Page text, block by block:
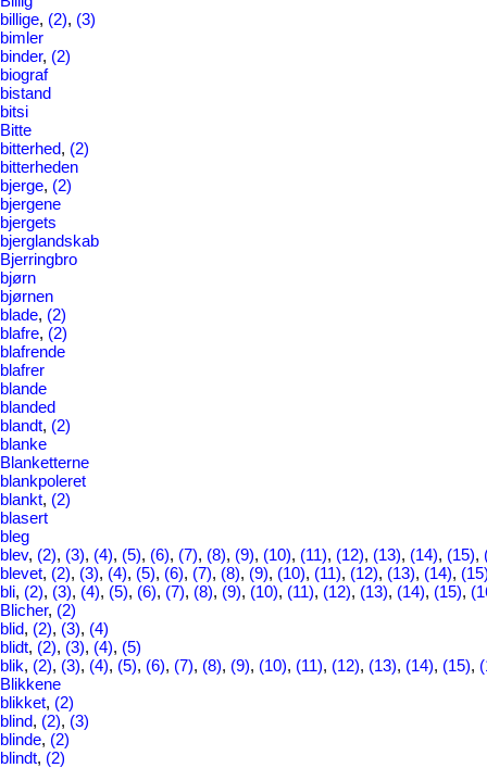
billige, (2), (3)
bimler
binder, (2)
biograf
bistand
bitsi
Bitte
bitterhed, (2)
bitterheden
bjerge, (2)
bjergene
bjergets
bjerglandskab
Bjerringbro
bjørn
bjørnen
blade, (2)
blafre, (2)
blafrende
blafrer
blande
blanded
blandt, (2)
blanke
Blanketterne
blankpoleret
blankt, (2)
blasert
bleg
blev, (2), (3), (4), (5), (6), (7), (8), (9), (10), (11), (12), (13), (14), (15),
blevet, (2), (3), (4), (5), (6), (7), (8), (9), (10), (11), (12), (13), (14),
bli, (2), (3), (4), (5), (6), (7), (8), (9), (10), (11), (12), (13), (14), (15),
Blicher, (2)
blid, (2), (3), (4)
blidt, (2), (3), (4), (5)
blik, (2), (3), (4), (5), (6), (7), (8), (9), (10), (11), (12), (13), (14), (15),
Blikkene
blikket, (2)
blind, (2), (3)
blinde, (2)
blindt, (2)